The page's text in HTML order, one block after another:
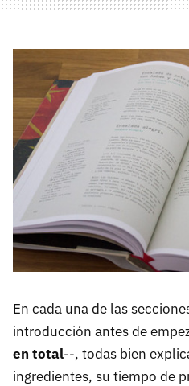
En cada una de las
introducción antes de
en total--, todas bien
ingredientes, su tiempo de